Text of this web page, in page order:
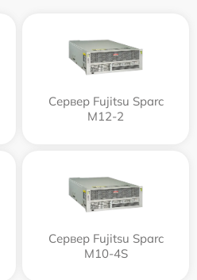
Сервер Fujitsu Sparc
M12-2
Сервер Fujitsu Sparc
M10-4S